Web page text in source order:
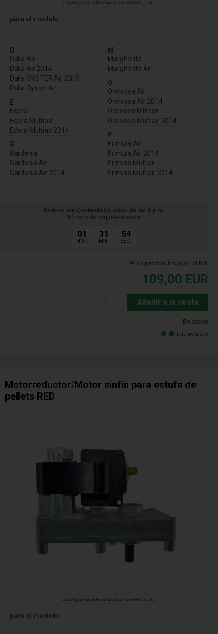
La imagen puede variar de un modelo a otro
para el modelo:
D
Dalia Air
Dalia Air 2014
Dalia OYSTER Air 2015
Dalia Oyster Air
E
Edera
Edera Multiair
Edera Multiair 2014
G
Gardenia
Gardenia Air
Gardenia Air 2014
M
Margherita
Margherita Air
O
Orchidea Air
Orchidea Air 2014
Orchidea Multiair
Orchidea Multiair 2014
P
Primula Air
Primula Air 2014
Primula Multiair
Primula Multiair 2014
Ordene su(s) artículo(s) antes de las 3 p.m.
Número de paquete a enviar
01
HOR.
31
MIN.
54
SEG.
PLos precios incluyen el IVA
109,00 EUR
Añadir a la cesta
En stock
Entrega 2-5
Motorreductor/Motor sinfín para estufa de
pellets RED
La imagen puede variar de un modelo a otro
para el modelo: